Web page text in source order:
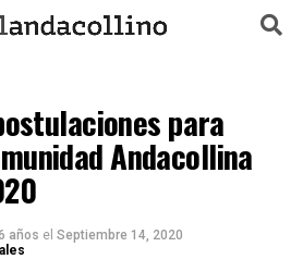
para
Andacollina
años el Septiembre 14, 2020